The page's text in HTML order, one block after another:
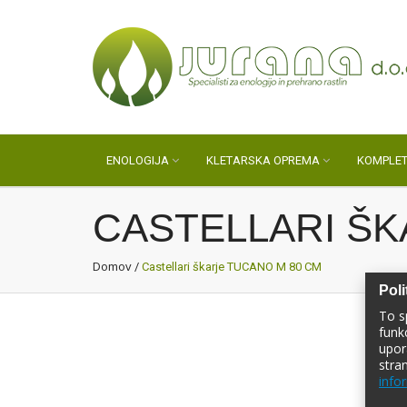
To
ENOLOGIJA KLETARSKA OPREMA
CASTELLARI
Domov / Castellari škarje TUCANO M 80 CM